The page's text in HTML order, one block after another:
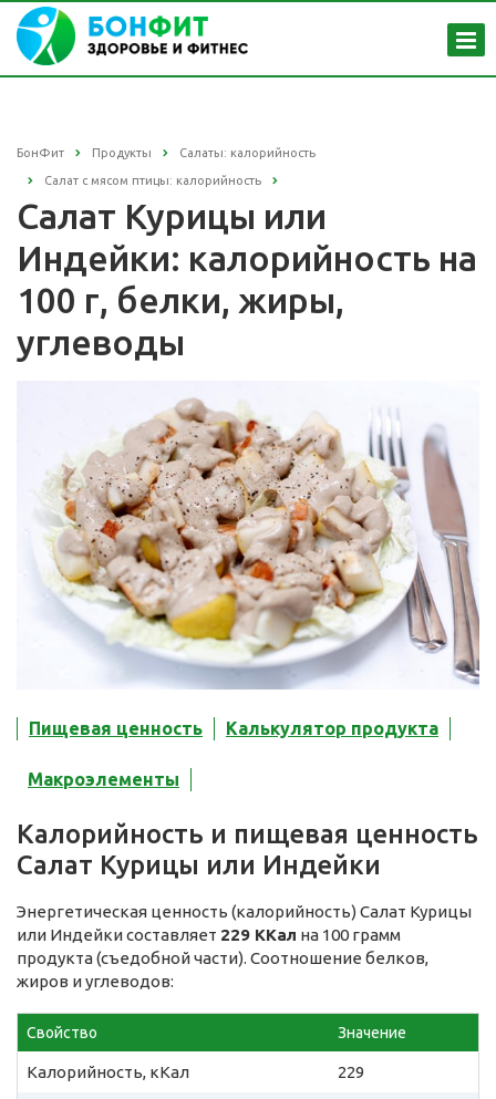
БонФит Продукты Салаты: калорийность
Салат с мясом птицы: калорийность
Салат Курицы или
Индейки: калорийность на
100 г, белки, жиры,
углеводы
Пищевая ценность Калькулятор продукта
Макроэлементы
Калорийность и пищевая ценность
Салат Курицы или Индейки
Энергетическая ценность (калорийность) Салат Курицы
или Индейки составляет 229 ККал на 100 грамм
продукта (съедобной части). Соотношение белков,
жиров и углеводов:
Свойство Значение
Калорийность, кКал 229